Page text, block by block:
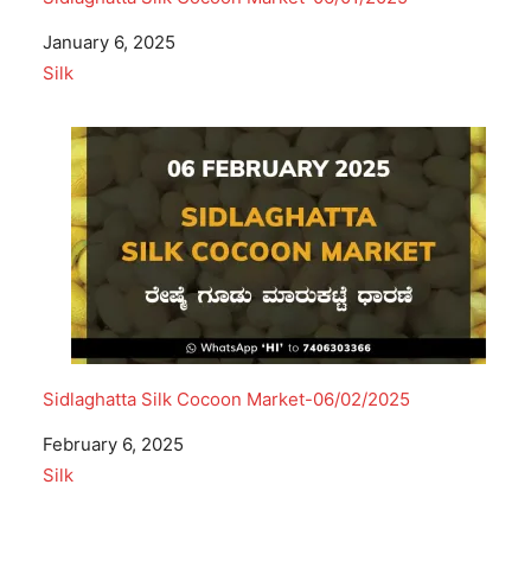
Date
January 6, 2025
In relation to
Silk
Sidlaghatta Silk Cocoon Market-06/02/2025
Date
February 6, 2025
In relation to
Silk